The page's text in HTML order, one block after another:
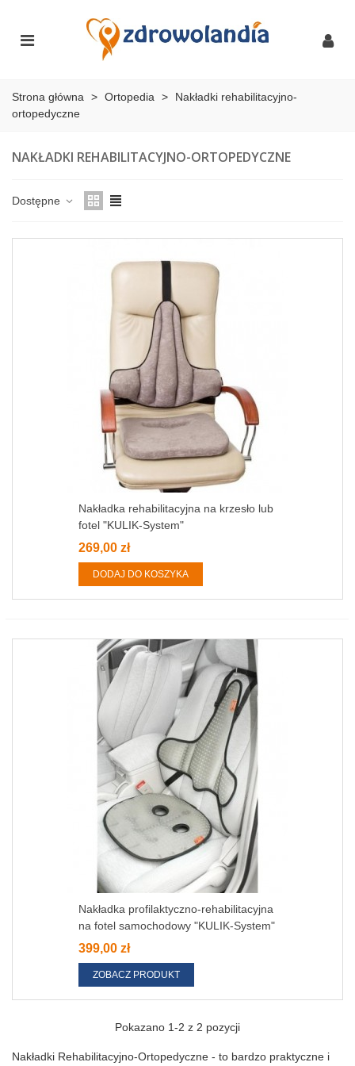
Strona główna > Ortopedia >
Nakładki rehabilitacyjno-
ortopedyczne
NAKŁADKI REHABILITACYJNO-ORTOPEDYCZNE
Dostępne
Nakładka rehabilitacyjna na krzesło lub
fotel "KULIK-System"
269,00 zł
DODAJ DO KOSZYKA
Nakładka profilaktyczno-rehabilitacyjna
na fotel samochodowy "KULIK-System"
399,00 zł
ZOBACZ PRODUKT
Pokazano 1-2 z 2 pozycji
Nakładki Rehabilitacyjno-Ortopedyczne - to bardzo praktyczne i